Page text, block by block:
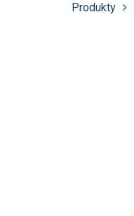
Produkty